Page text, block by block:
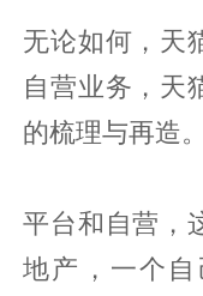
无论如何，天
自营业务，天
的梳理与再造。
平台和自营，
地产，一个